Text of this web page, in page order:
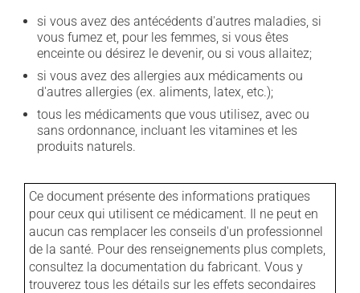
si vous avez des antécédents d'autres maladies, si
vous fumez et, pour les femmes, si vous êtes
enceinte ou désirez le devenir, ou si vous allaitez;
si vous avez des allergies aux médicaments ou
d'autres allergies (ex. aliments, latex, etc.);
tous les médicaments que vous utilisez, avec ou
sans ordonnance, incluant les vitamines et les
produits naturels.
Ce document présente des informations pratiques
pour ceux qui utilisent ce médicament. Il ne peut en
aucun cas remplacer les conseils d'un professionnel
de la santé. Pour des renseignements plus complets,
consultez la documentation du fabricant. Vous y
trouverez tous les détails sur les effets secondaires